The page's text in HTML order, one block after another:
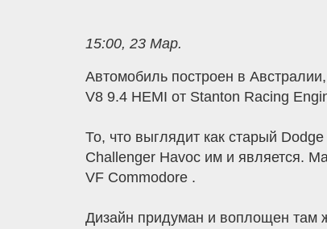
15:00, 23 Мар.
Автомобиль построен в
V8 9.4 HEMI от Stanton Racing
То, что выглядит как старый
Challenger Havoc им и является.
VF Commodore .
Дизайн придуман и воплощен там